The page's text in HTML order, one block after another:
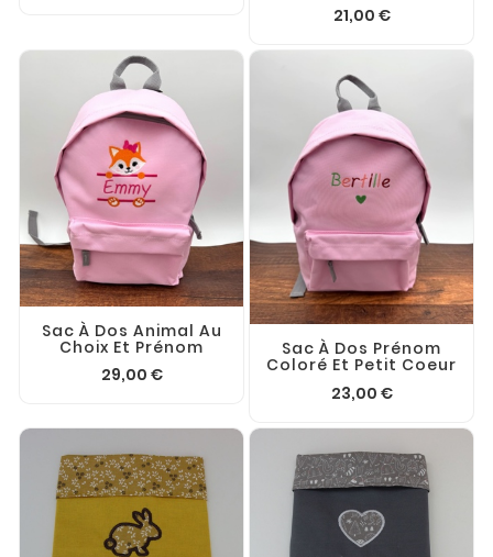
21,00 €
Sac À Dos Animal Au
Choix Et Prénom
29,00 €
Sac À Dos Prénom
Coloré Et Petit Coeur
23,00 €